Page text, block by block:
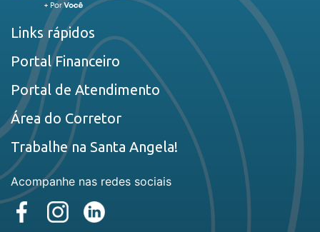
Links rápidos
Portal Financeiro
Portal de Atendimento
Área do Corretor
Trabalhe na Santa Angela!
Acompanhe nas redes sociais